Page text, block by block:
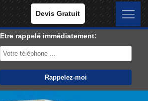
Devis Gratuit
Etre rappelé immédiatement: